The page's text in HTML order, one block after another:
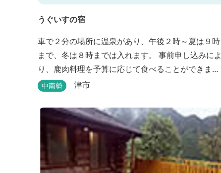
うぐいすの宿
車で２分の場所に温泉があり、午後２時～夏は９時
まで、冬は８時までは入れます。 事前申し込みによ
り、鹿肉料理を予算に応じて食べることができま
す。 春から秋は、宿の前の畑で収穫体験ができ、そ
中南勢 津市